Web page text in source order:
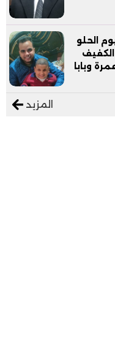
الحلو
وبابا
المزيد